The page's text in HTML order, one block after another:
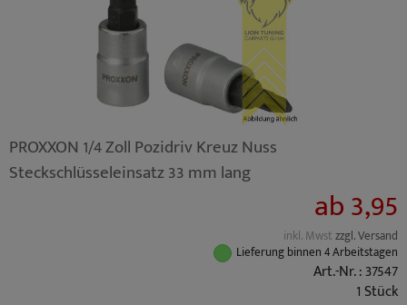
PROXXON 1/4 Zoll Pozidriv Kreuz Nuss
Steckschlüsseleinsatz 33 mm lang
ab 3,95
inkl. Mwstzzgl. Versand
Lieferung binnen 4 Arbeitstagen
Art.-Nr. : 37547
1 Stück